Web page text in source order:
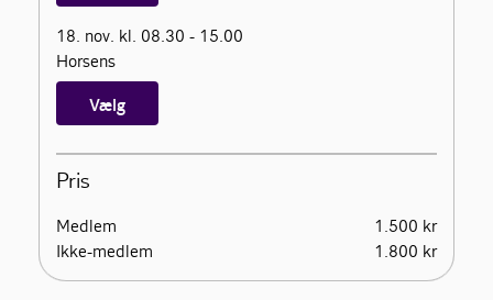
18. nov. kl. 08.30 - 15.00
Horsens
Vælg
Pris
Medlem
1.500 kr
Ikke-medlem
1.800 kr